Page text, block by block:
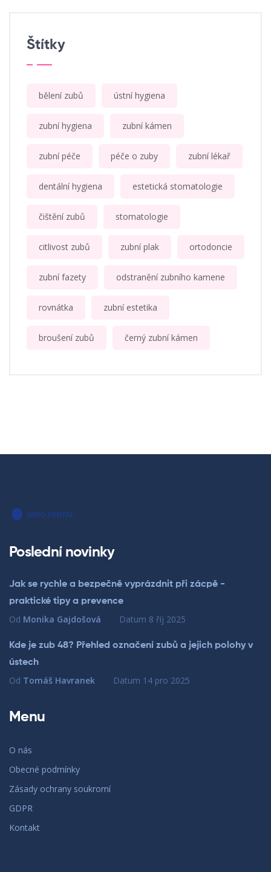
Štítky
bělení zubů ústní hygiena
zubní hygiena zubní kámen
zubní péče péče o zuby zubní lékař
dentální hygiena estetická stomatologie
čištění zubů stomatologie
citlivost zubů zubní plak ortodoncie
zubní fazety odstranění zubního kamene
rovnátka zubní estetika
broušení zubů černý zubní kámen
Poslední novinky
Jak se rychle a bezpečně vyprázdnit při zácpě -
praktické tipy a prevence
Od Monika Gajdošová Datum 8 říj 2025
Kde je zub 48? Přehled označení zubů a jejich polohy v
ústech
Od Tomáš Havranek Datum 14 pro 2025
Menu
O nás
Obecné podmínky
Zásady ochrany soukromí
GDPR
Kontakt